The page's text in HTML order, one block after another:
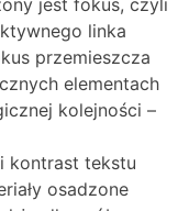
jest fokus, czyli
linka
przemieszcza
elementach
kolejności –
kontrast tekstu
osadzone